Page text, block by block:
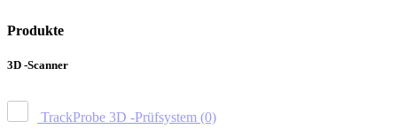
Produkte
3D -Scanner
TrackProbe 3D -Prüfsystem (0)